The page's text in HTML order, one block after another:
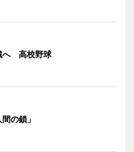
へ 高校野球
間の鎖」